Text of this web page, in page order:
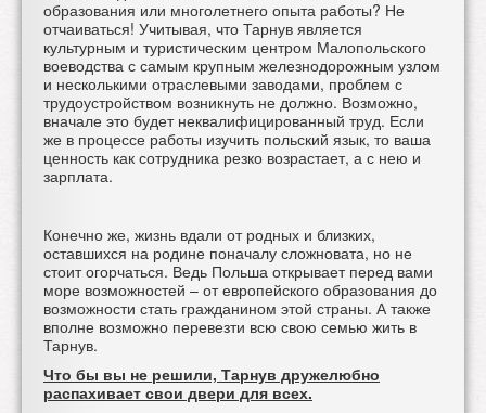
образования или многолетнего опыта работы? Не
отчаиваться! Учитывая, что Тарнув является
культурным и туристическим центром Малопольского
воеводства с самым крупным железнодорожным узлом
и несколькими отраслевыми заводами, проблем с
трудоустройством возникнуть не должно. Возможно,
вначале это будет неквалифицированный труд. Если
же в процессе работы изучить польский язык, то ваша
ценность как сотрудника резко возрастает, а с нею и
зарплата.
Конечно же, жизнь вдали от родных и близких,
оставшихся на родине поначалу сложновата, но не
стоит огорчаться. Ведь Польша открывает перед вами
море возможностей – от европейского образования до
возможности стать гражданином этой страны. А также
вполне возможно перевезти всю свою семью жить в
Тарнув.
Что бы вы не решили, Тарнув дружелюбно
распахивает свои двери для всех.